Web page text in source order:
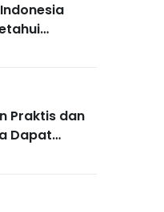
Praktis dan
Dapat